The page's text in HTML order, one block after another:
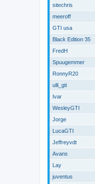
sitechris
meeroff
GTI usa
Black Edition 35
FredH
Spuugemmer
RonnyR20
ulli_gti
Ivar
WesleyGTI
Jorge
LucaGTI
Jeffreyvdt
Avans
Lay
juventus